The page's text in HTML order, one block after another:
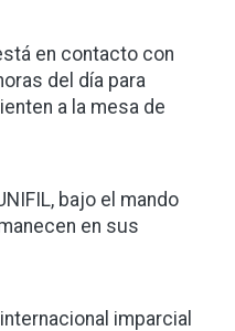
en contacto con
del día para
a la mesa de
bajo el mando
en sus
imparcial